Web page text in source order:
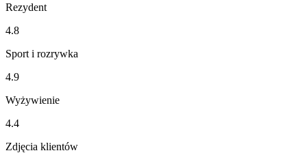
Rezydent
4.8
Sport i rozrywka
4.9
Wyżywienie
4.4
Zdjęcia klientów